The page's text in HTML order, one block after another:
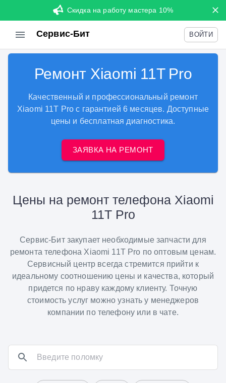
Скидка на работу мастера 10%
Сервис-Бит ВОЙТИ
Ремонт Xiaomi 11T Pro
Качественный и профессиональный ремонт
Xiaomi 11T Pro с гарантией 6 месяцев. Доступные
цены и бесплатная диагностика.
ЗАЯВКА НА РЕМОНТ
Цены на ремонт телефона Xiaomi
11T Pro
Сервис-Бит закупает необходимые запчасти для
ремонта телефона Xiaomi 11T Pro по оптовым ценам.
Сервисный центр всегда стремится прийти к
идеальному соотношению цены и качества, который
придется по нраву каждому клиенту. Точную
стоимость услуг можно узнать у менеджеров
компании по телефону или в чате.